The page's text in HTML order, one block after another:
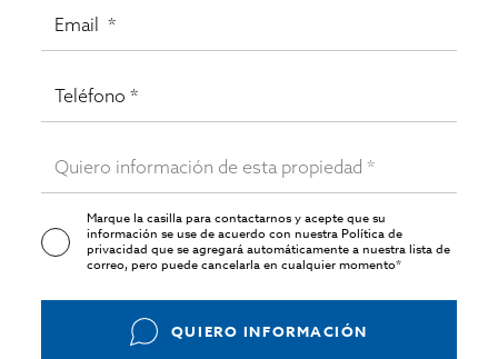
Marque la casilla para contactarnos y acepte que su
información se use de acuerdo con nuestraPolítica de
privacidadque se agregará automáticamente a nuestra lista de
correo, pero puede cancelarla en cualquier momento*
QUIERO INFORMACIÓN